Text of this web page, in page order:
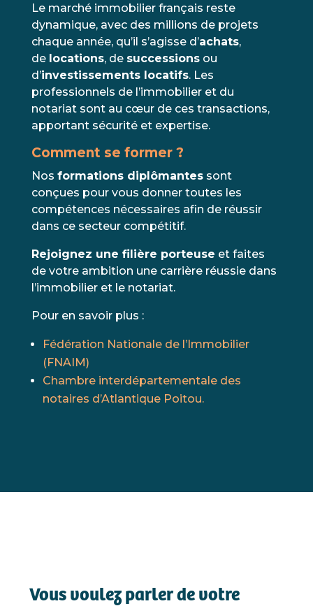
Le marché immobilier français reste
dynamique, avec des millions de projets
chaque année, qu’il s’agisse d’achats,
de locations, de successions ou
d’investissements locatifs. Les
professionnels de l’immobilier et du
notariat sont au cœur de ces transactions,
apportant sécurité et expertise.
Comment se former ?
Nos formations diplômantessont
conçues pour vous donner toutes les
compétences nécessaires afin de réussir
dans ce secteur compétitif.
Rejoignez une filière porteuse et faites
de votre ambition une carrière réussie dans
l’immobilier et le notariat.
Pour en savoir plus :
Fédération Nationale de l’Immobilier
(FNAIM)
Chambre interdépartementale des
notaires d’Atlantique Poitou.
Vous voulez parler de votre